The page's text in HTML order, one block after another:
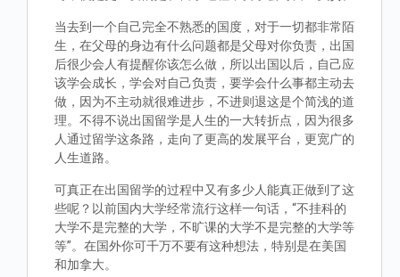
当去到一个自己完全不熟悉的国度，对于一切都非常陌
生，在父母的身边有什么问题都是父母对你负责，出国
后很少会人有提醒你该怎么做，所以出国以后，自己应
该学会成长，学会对自己负责，要学会什么事都主动去
做，因为不主动就很难进步，不进则退这是个简浅的道
理。不得不说出国留学是人生的一大转折点，因为很多
人通过留学这条路，走向了更高的发展平台，更宽广的
人生道路。
可真正在出国留学的过程中又有多少人能真正做到了这
些呢？以前国内大学经常流行这样一句话，“不挂科的
大学不是完整的大学，不旷课的大学不是完整的大学等
等”。在国外你可千万不要有这种想法，特别是在美国
和加拿大。